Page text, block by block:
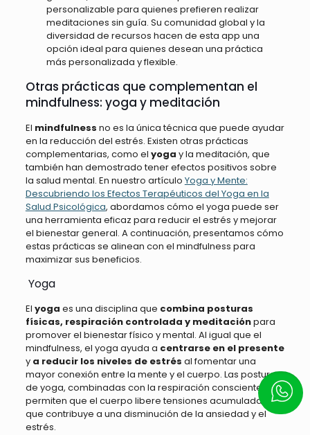
personalizable para quienes prefieren realizar
meditaciones sin guía. Su comunidad global y la
diversidad de recursos hacen de esta app una
opción ideal para quienes desean una práctica
más personalizada y flexible.
Otras prácticas que complementan el
mindfulness: yoga y meditación
El mindfulness no es la única técnica que puede ayudar
en la reducción del estrés. Existen otras prácticas
complementarias, como el yoga y la meditación, que
también han demostrado tener efectos positivos sobre
la salud mental. En nuestro artículo Yoga y Mente:
Descubriendo los Efectos Terapéuticos del Yoga en la
Salud Psicológica, abordamos cómo el yoga puede ser
una herramienta eficaz para reducir el estrés y mejorar
el bienestar general. A continuación, presentamos cómo
estas prácticas se alinean con el mindfulness para
maximizar sus beneficios.
Yoga
El yoga es una disciplina que combina posturas
físicas, respiración controlada y meditaciónpara
promover el bienestar físico y mental. Al igual que el
mindfulness, el yoga ayuda a centrarse en el presente
y a reducir los niveles de estrés al fomentar una
mayor conexión entre la mente y el cuerpo. Las posturas
de yoga, combinadas con la respiración consciente,
permiten que el cuerpo libere tensiones acumuladas, lo
que contribuye a una disminución de la ansiedad y el
estrés.